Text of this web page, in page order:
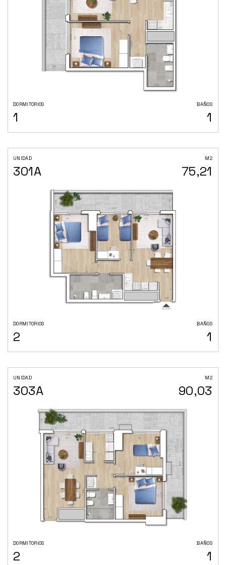
DORMITORIOS
1
BAÑOS
1
UNIDAD
301A
M2
75,21
DORMITORIOS
2
BAÑOS
1
UNIDAD
303A
M2
90,03
DORMITORIOS
2
BAÑOS
1